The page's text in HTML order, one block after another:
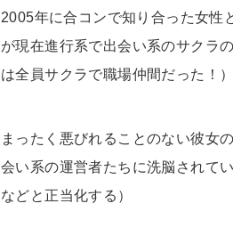
2005年に合コンで知り合った女性
が現在進行系で出会い系のサクラ
は全員サクラで職場仲間だった！）
まったく悪びれることのない彼女
会い系の運営者たちに洗脳されて
などと正当化する）